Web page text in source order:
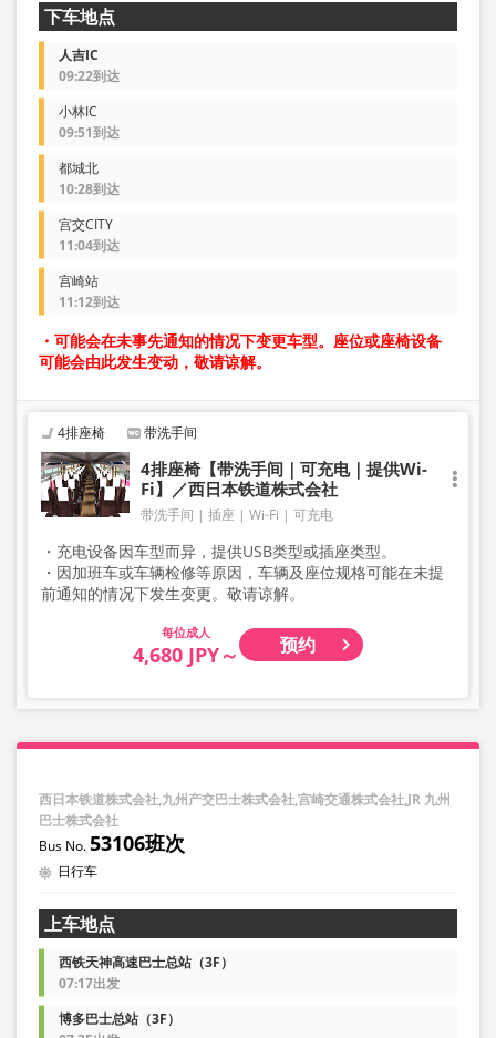
下车地点
人吉IC
09:22到达
小林IC
09:51到达
都城北
10:28到达
宫交CITY
11:04到达
宫崎站
11:12到达
・可能会在未事先通知的情况下变更车型。座位或座椅设备
可能会由此发生变动，敬请谅解。
4排座椅 带洗手间
4排座椅【带洗手间｜可充电｜提供Wi-
Fi】／西日本铁道株式会社
带洗手间 插座 Wi-Fi 可充电
・充电设备因车型而异，提供USB类型或插座类型。
・因加班车或车辆检修等原因，车辆及座位规格可能在未提
前通知的情况下发生变更。敬请谅解。
成人
4,680 JPY～ 预约
西日本铁道株式会社,九州产交巴士株式会社,宫崎交通株式会社,JR 九州
巴士株式会社
53106班次
日行车
上车地点
西铁天神高速巴士总站（3F）
07:17出发
博多巴士总站（3F）